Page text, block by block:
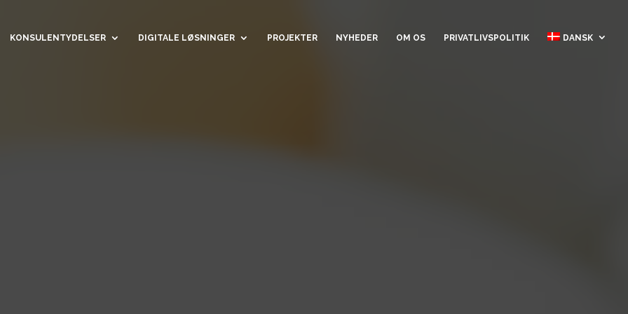
KONSULENTYDELSER DIGITALE LØSNINGER PROJEKTER NYHEDER OM OS PRIVATLIVSPOLITIK DANSK